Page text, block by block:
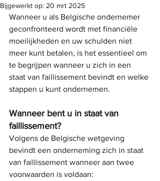
Bijgewerkt op: 20 mrt 2025
Wanneer u als Belgische ondernemer
geconfronteerd wordt met financiële
moeilijkheden en uw schulden niet
meer kunt betalen, is het essentieel om
te begrijpen wanneer u zich in een
staat van faillissement bevindt en welke
stappen u kunt ondernemen.
Wanneer bent u in staat van
faillissement?
Volgens de Belgische wetgeving
bevindt een onderneming zich in staat
van faillissement wanneer aan twee
voorwaarden is voldaan: